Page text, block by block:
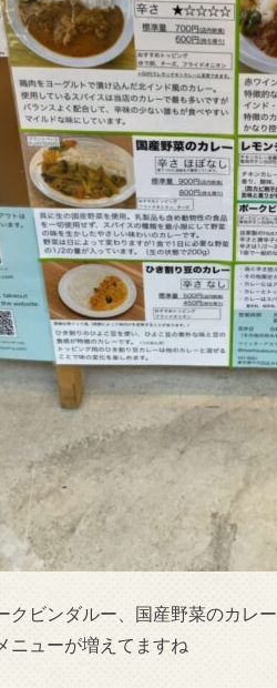
クビンダルー、国産野菜のカレ
ニューが増えてますね